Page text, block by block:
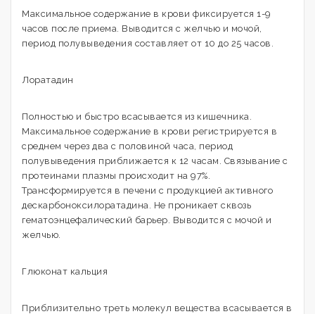
Максимальное содержание в крови фиксируется 1-9
часов после приема. Выводится с желчью и мочой,
период полувыведения составляет от 10 до 25 часов.
Лоратадин
Полностью и быстро всасывается из кишечника.
Максимальное содержание в крови регистрируется в
среднем через два с половиной часа, период
полувыведения приближается к 12 часам. Связывание с
протеинами плазмы происходит на 97%.
Трансформируется в печени с продукцией активного
дескарбоноксилоратадина. Не проникает сквозь
гематоэнцефалический барьер. Выводится с мочой и
желчью.
Глюконат кальция
Приблизительно треть молекул вещества всасывается в